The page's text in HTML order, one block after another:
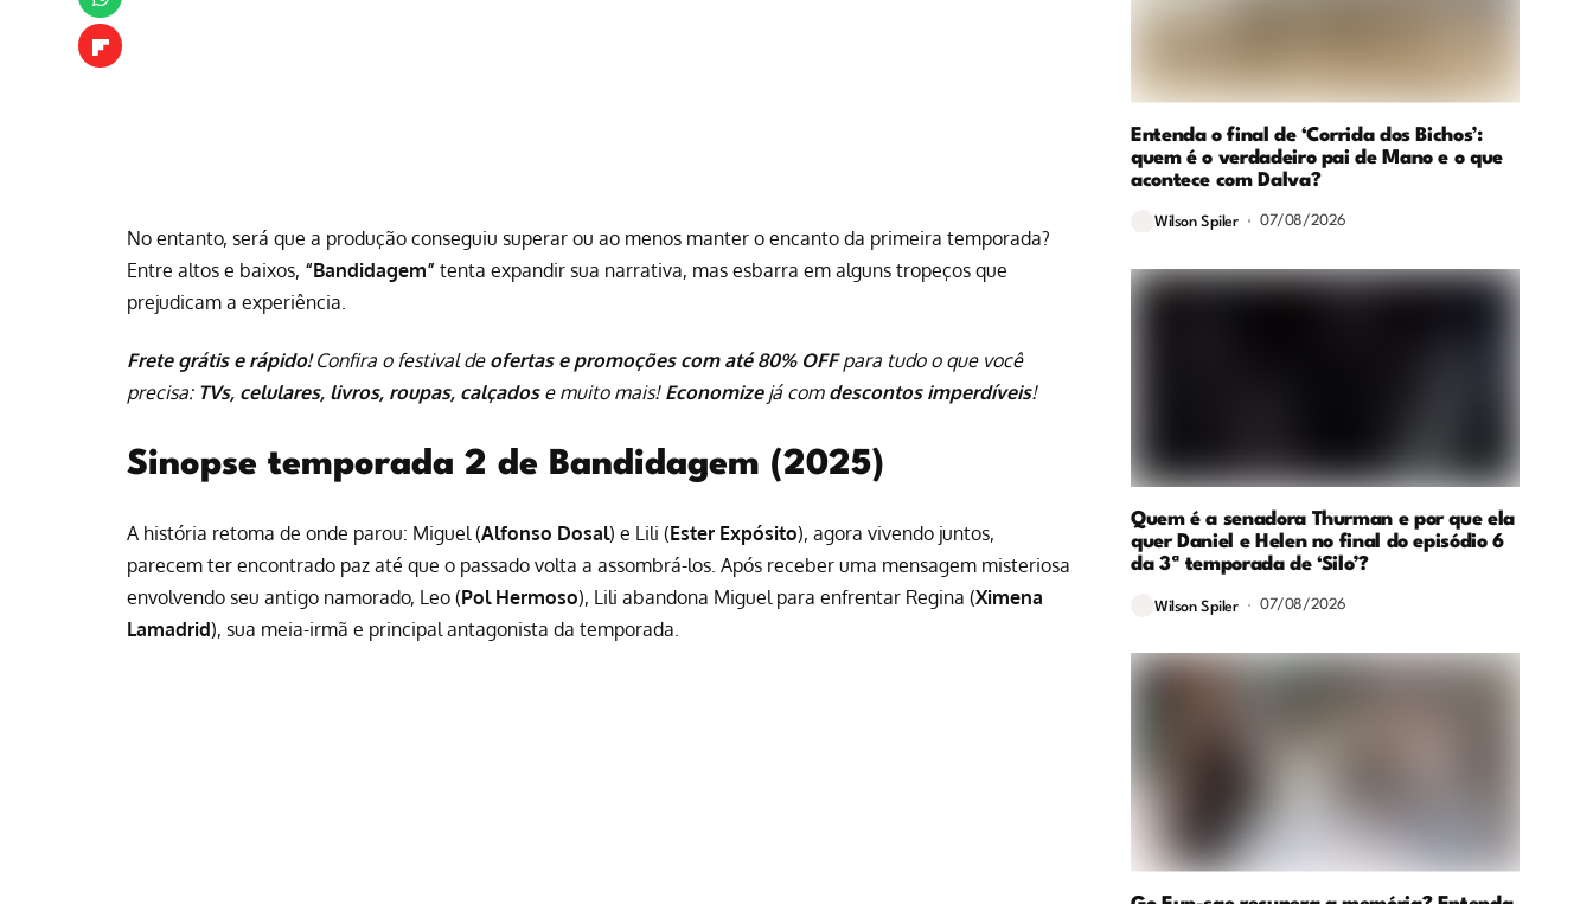
No entanto, será que a produção conseguiu superar ou ao menos manter o encanto da primeira temporada?
Entre altos e baixos, “Bandidagem” tenta expandir sua narrativa, mas esbarra em alguns tropeços que
prejudicam a experiência.
Frete grátis e rápido!Confira o festival de ofertas e promoções com até 80% OFFpara tudo o que você
precisa: TVs, celulares, livros, roupas, calçadose muito mais! Economizejá com descontos imperdíveis!
Sinopse temporada 2 de Bandidagem (2025)
A história retoma de onde parou: Miguel (Alfonso Dosal) e Lili (Ester Expósito), agora vivendo juntos,
parecem ter encontrado paz até que o passado volta a assombrá-los. Após receber uma mensagem misteriosa
envolvendo seu antigo namorado, Leo (Pol Hermoso), Lili abandona Miguel para enfrentar Regina (Ximena
Lamadrid), sua meia-irmã e principal antagonista da temporada.
Entenda o final de ‘Corrida dos Bichos’:
quem é o verdadeiro pai de Mano e o que
acontece com Dalva?
Wilson Spiler 07/08/2026
Quem é a senadora Thurman e por que ela
quer Daniel e Helen no final do episódio 6
da 3ª temporada de ‘Silo’?
Wilson Spiler 07/08/2026